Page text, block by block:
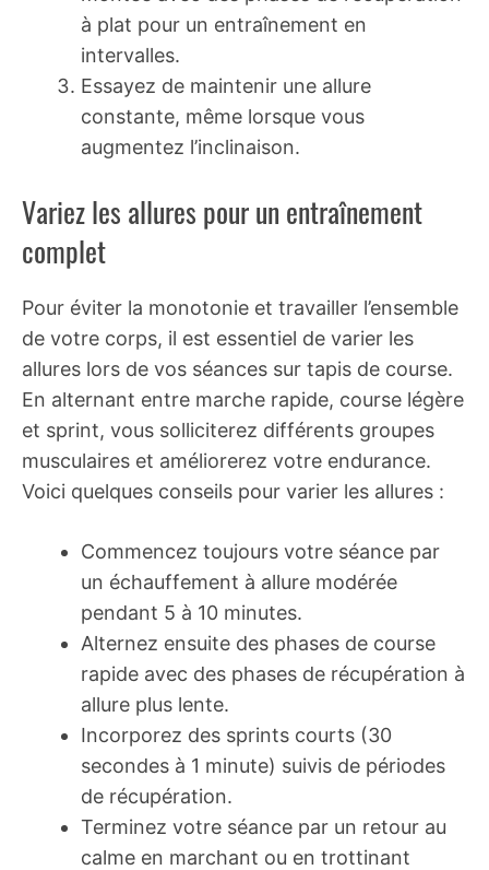
à plat pour un entraînement en
intervalles.
Essayez de maintenir une allure
constante, même lorsque vous
augmentez l’inclinaison.
Variez les allures pour un entraînement
complet
Pour éviter la monotonie et travailler l’ensemble
de votre corps, il est essentiel de varier les
allures lors de vos séances sur tapis de course.
En alternant entre marche rapide, course légère
et sprint, vous solliciterez différents groupes
musculaires et améliorerez votre endurance.
Voici quelques conseils pour varier les allures :
Commencez toujours votre séance par
un échauffement à allure modérée
pendant 5 à 10 minutes.
Alternez ensuite des phases de course
rapide avec des phases de récupération à
allure plus lente.
Incorporez des sprints courts (30
secondes à 1 minute) suivis de périodes
de récupération.
Terminez votre séance par un retour au
calme en marchant ou en trottinant